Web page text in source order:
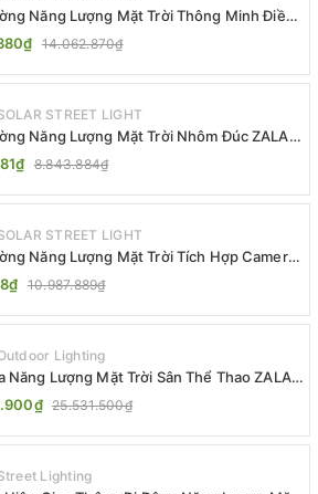
Năng Lượng Mặt Trời Thông Minh Điều
ZL-GMX01 ZALAA
14.062.870₫
STREET LIGHT
Năng Lượng Mặt Trời Nhôm Đúc ZALAA
Cao Cấp IP65
8.843.884₫
STREET LIGHT
Năng Lượng Mặt Trời Tích Hợp Camera
BJ04-CCTV (80W, IP65)
10.987.889₫
Lighting
Năng Lượng Mặt Trời Sân Thể Thao ZALAA
Nước IP65 Cao Cấp
25.531.500₫
Lighting